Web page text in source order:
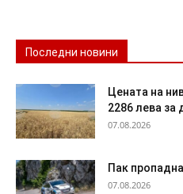
Последни новини
Цената на
2286 лева за
07.08.2026
Пак
07.08.2026